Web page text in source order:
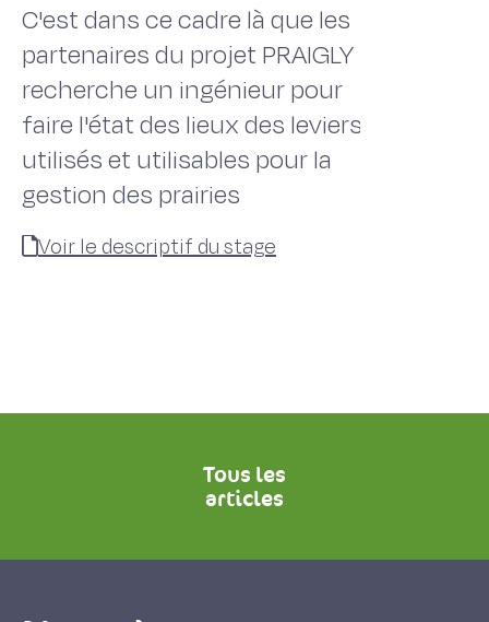
C'est dans ce cadre là que les
partenaires du projet PRAIGLY
recherche un ingénieur pour
faire l'état des lieux des leviers
utilisés et utilisables pour la
gestion des prairies
Voir le descriptif du stage
Tous les
articles